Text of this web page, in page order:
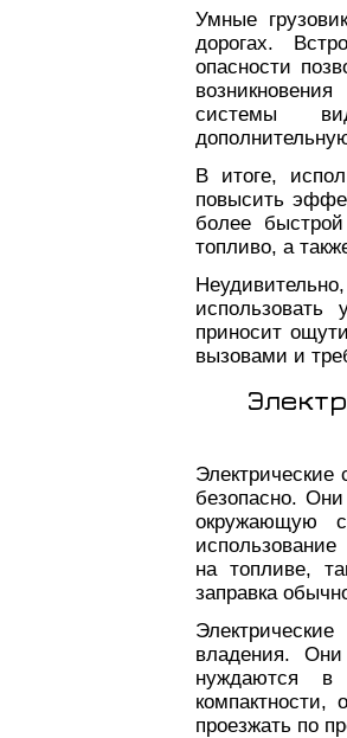
Умные
дорогах.
опасности
системы
В итоге,
повысить
более
топливо, а
приносит
вызовами и
безопасно.
окружающую
использование
на топливе,
заправка
владения.
нуждаются в
проезжать по